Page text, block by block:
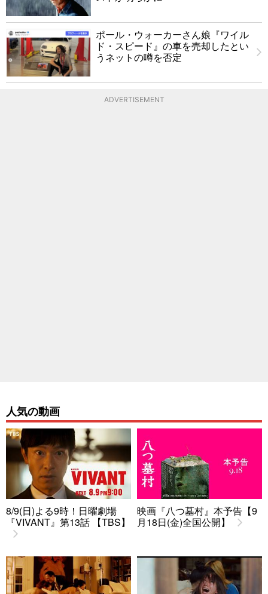
ポール・ウォーカーさん娘『ワイル
ド・スピード』の車を売却したとい
うネットの噂を否定
ADVERTISEMENT
人気の動画
8/9(日)よる9時！日曜劇場
『VIVANT』第13話 【TBS】
映画『八つ墓村』本予告【9
月18日(金)全国公開】